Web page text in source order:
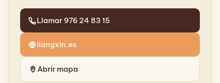
Llamar 976 24 83 15
liangxin.es
Abrir mapa